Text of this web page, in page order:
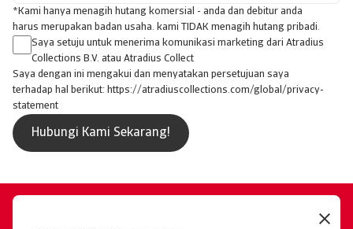
*Kami hanya menagih hutang komersial - anda dan debitur anda
harus merupakan badan usaha. kami TIDAK menagih hutang pribadi.
Saya setuju untuk menerima komunikasi marketing dari Atradius
Collections B.V. atau Atradius Collect
Saya dengan ini mengakui dan menyatakan persetujuan saya
terhadap hal berikut: https://atradiuscollections.com/global/privacy-
statement